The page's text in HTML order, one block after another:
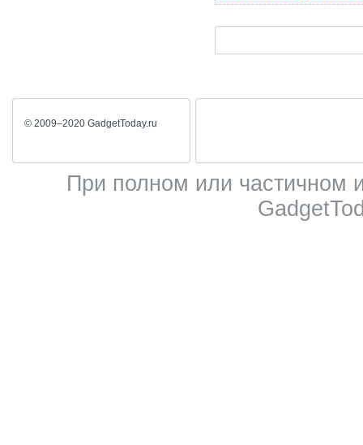
© 2009–2020 GadgetToday.ru
При полном или частичном